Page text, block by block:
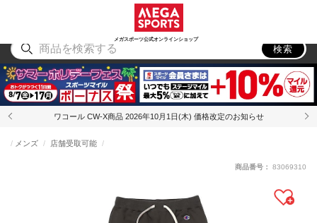
メガスポーツ公式オンラインショップ
アウトドア
検索
ワコール CW-X商品 2026年10月1日(木) 価格改定のお知らせ
メンズ 店舗受取可能
商品番号： 83069310